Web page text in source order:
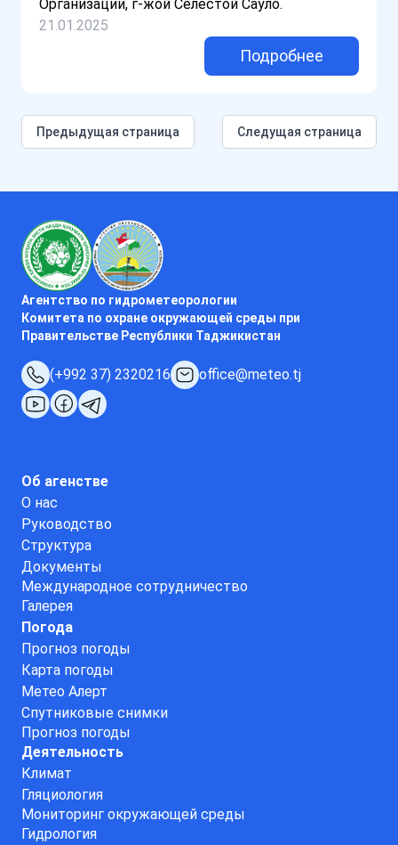
Организации, г-жой Селестой Сауло.
21.01.2025
Подробнее
Предыдущая страница Следущая страница
Агентство по гидрометеорологии
Комитета по охране окружающей среды при
Правительстве Республики Таджикистан
(+992 37) 2320216 office@meteo.tj
Об агенстве
О нас
Руководство
Структура
Документы
Международное сотрудничество
Галерея
Погода
Прогноз погоды
Карта погоды
Метео Алерт
Спутниковые снимки
Прогноз погоды
Деятельность
Климат
Гляциология
Мониторинг окружающей среды
Гидрология